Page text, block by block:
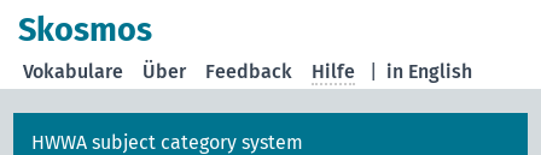
Skosmos
in English
Vokabulare Über Feedback Hilfe
HWWA subject category system